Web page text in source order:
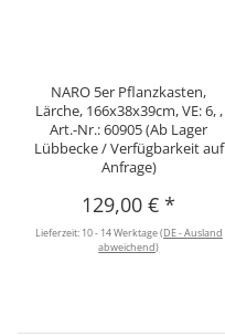
NARO 5er Pflanzkasten,
Lärche, 166x38x39cm, VE: 6, ,
Art.-Nr.: 60905 (Ab Lager
Lübbecke / Verfügbarkeit auf
Anfrage)
129,00 €*
Lieferzeit: 10 - 14 Werktage(DE - Ausland
abweichend)